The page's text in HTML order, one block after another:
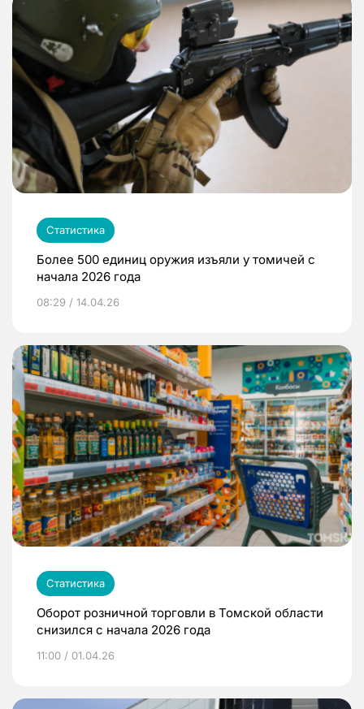
Статистика
Более 500 единиц оружия изъяли у томичей с
начала 2026 года
08:29 / 14.04.26
Статистика
Оборот розничной торговли в Томской области
снизился с начала 2026 года
11:00 / 01.04.26